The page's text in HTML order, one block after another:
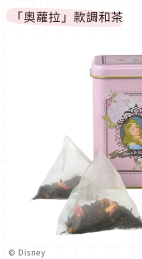
「奧蘿拉」款調和茶
© Disney